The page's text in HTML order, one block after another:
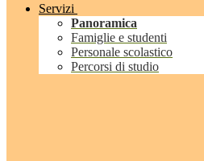
Servizi
Panoramica
Famiglie e studenti
Personale scolastico
Percorsi di studio